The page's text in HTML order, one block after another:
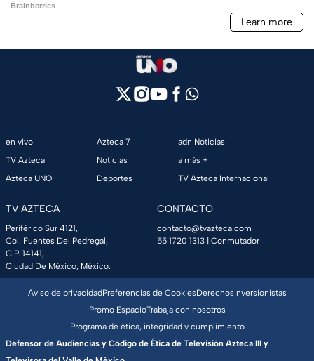
en vivo
TV Azteca
Azteca UNO
Azteca 7
Noticias
Deportes
adn Noticias
a más +
TV Azteca Internacional
TV AZTECA
Periférico Sur 4121,
Col. Fuentes Del Pedregal,
C.P. 14141,
Ciudad De México, México.
CONTACTO
contacto@tvazteca.com
55 1720 1313 | Conmutador
Aviso de privacidadPreferencias de CookiesDerechosInversionistas
Promo EspacioTrabaja con nosotros
Programa de ética, integridad y cumplimiento
Defensor de Audiencias y Código de Ética de Televisión Azteca III y